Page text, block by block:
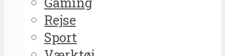
Rejse
Sport